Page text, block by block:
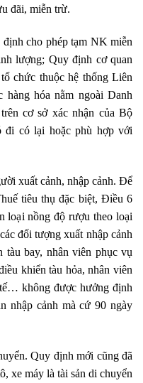
đãi, miễn trừ.
cho phép tạm NK miễn
lượng; Quy định cơ quan
chức thuộc hệ thống Liên
hóa nằm ngoài Danh
cơ sở xác nhận của Bộ
đi có lại hoặc phù hợp với
xuất cảnh, nhập cảnh. Để
tiêu thụ đặc biệt, Điều 6
loại nồng độ rượu theo loại
đối tượng xuất nhập cảnh
bay, nhân viên phục vụ
khiển tàu hỏa, nhân viên
không được hưởng định
nhập cảnh mà cứ 90 ngày
Quy định mới cũng đã
xe máy là tài sản di chuyển